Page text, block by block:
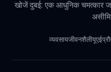
खोजें दुबई: एक आधुनिक चमत्कार
व्यवसायजीवनशैलीयूएई